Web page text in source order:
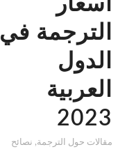
اسعار
الترجمة في
الدول
العربية
2023
مقالات حول الترجمة, نصائح